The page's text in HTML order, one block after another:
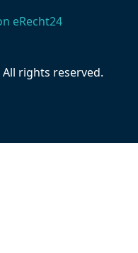
rights reserved.